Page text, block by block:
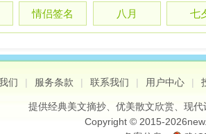
情侣签名 八月 七
们 | 服务条款 | 联系我们 | 用户中心 |
提供经典美文摘抄、 优美散文欣赏、 现代
Copyright © 2015-2026